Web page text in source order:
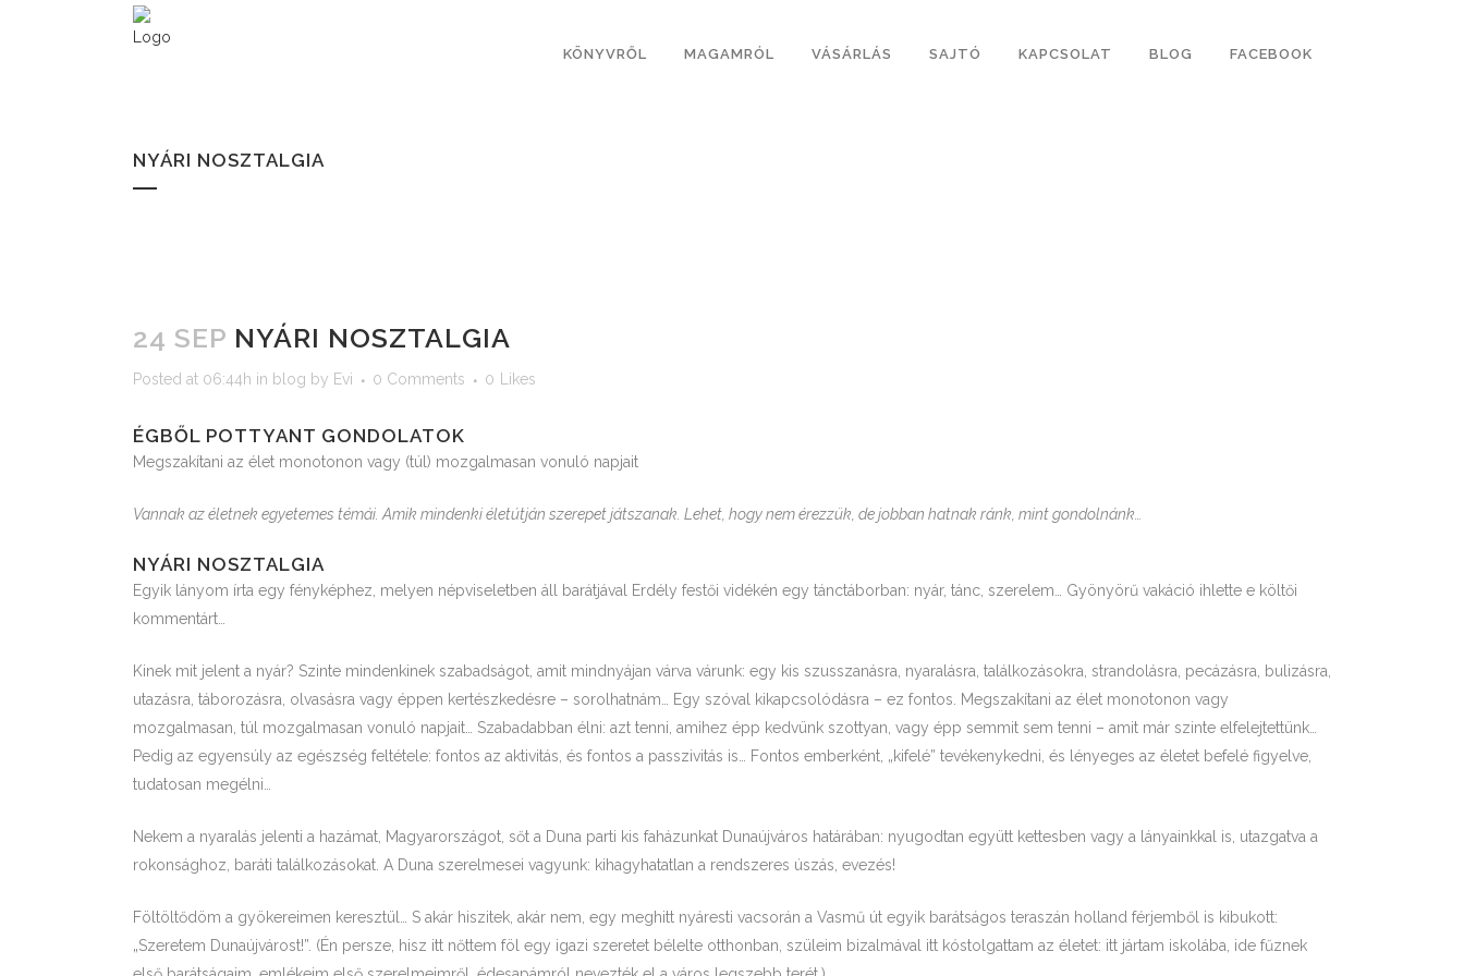
KÖNYVRŐL MAGAMRÓL VÁSÁRLÁS SAJTÓ KAPCSOLAT BLOG FACEBOOK
NYÁRI NOSZTALGIA
24 SEP NYÁRI NOSZTALGIA
Posted at 06:44h in blog by Evi 0 Comments 0 Likes
ÉGBŐL POTTYANT GONDOLATOK
Megszakítani az élet monotonon vagy (túl) mozgalmasan vonuló napjait
Vannak az életnek egyetemes témái. Amik mindenki életútján szerepet játszanak. Lehet, hogy nem érezzük, de jobban hatnak ránk, mint gondolnánk…
NYÁRI NOSZTALGIA
Egyik lányom írta egy fényképhez, melyen népviseletben áll barátjával Erdély festői vidékén egy tánctáborban: nyár, tánc, szerelem… Gyönyörű vakáció ihlette e költői
kommentárt…
Kinek mit jelent a nyár? Szinte mindenkinek szabadságot, amit mindnyájan várva várunk: egy kis szusszanásra, nyaralásra, találkozásokra, strandolásra, pecázásra, bulizásra,
utazásra, táborozásra, olvasásra vagy éppen kertészkedésre – sorolhatnám… Egy szóval kikapcsolódásra – ez fontos. Megszakítani az élet monotonon vagy
mozgalmasan, túl mozgalmasan vonuló napjait… Szabadabban élni: azt tenni, amihez épp kedvünk szottyan, vagy épp semmit sem tenni – amit már szinte elfelejtettünk…
Pedig az egyensúly az egészség feltétele: fontos az aktivitás, és fontos a passzivitás is… Fontos emberként, „kifelé” tevékenykedni, és lényeges az életet befelé figyelve,
tudatosan megélni…
Nekem a nyaralás jelenti a hazámat, Magyarországot, sőt a Duna parti kis faházunkat Dunaújváros határában: nyugodtan együtt kettesben vagy a lányainkkal is, utazgatva a
rokonsághoz, baráti találkozásokat. A Duna szerelmesei vagyunk: kihagyhatatlan a rendszeres úszás, evezés!
Föltöltődöm a gyökereimen keresztül… S akár hiszitek, akár nem, egy meghitt nyáresti vacsorán a Vasmű út egyik barátságos teraszán holland férjemből is kibukott:
„Szeretem Dunaújvárost!”. (Én persze, hisz itt nőttem föl egy igazi szeretet bélelte otthonban, szüleim bizalmával itt kóstolgattam az életet: itt jártam iskolába, ide fűznek